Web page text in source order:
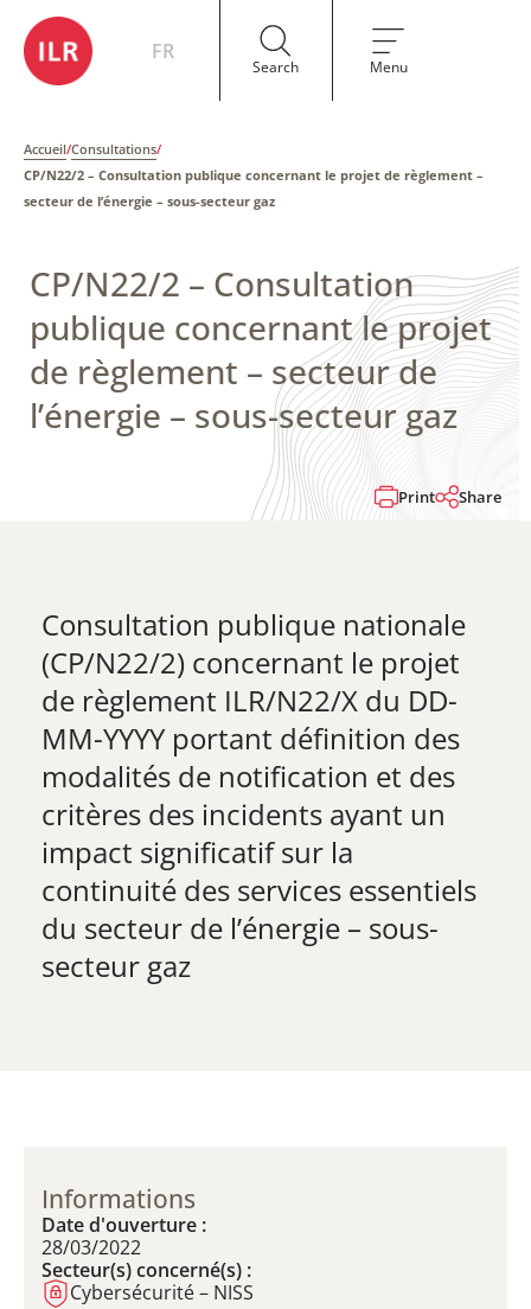
FR
Search Menu
Accueil/Consultations/
CP/N22/2 – Consultation publique concernant le projet de règlement –
secteur de l’énergie – sous-secteur gaz
CP/N22/2 – Consultation
publique concernant le projet
de règlement – secteur de
l’énergie – sous-secteur gaz
Print Share
Consultation publique nationale
(CP/N22/2) concernant le projet
de règlement ILR/N22/X du DD-
MM-YYYY portant définition des
modalités de notification et des
critères des incidents ayant un
impact significatif sur la
continuité des services essentiels
du secteur de l’énergie – sous-
secteur gaz
Informations
Date d'ouverture :
28/03/2022
Secteur(s) concerné(s) :
Cybersécurité – NISS